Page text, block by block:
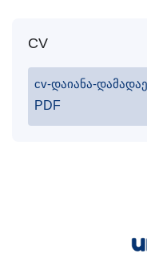
CV
cv-დაიანა-
PDF